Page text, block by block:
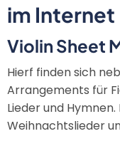
im Internet
Violin Sheet
Hierf finden sich
Arrangements für
Lieder und
Weihnachtslieder